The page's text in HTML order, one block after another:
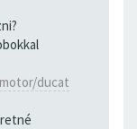
ducat